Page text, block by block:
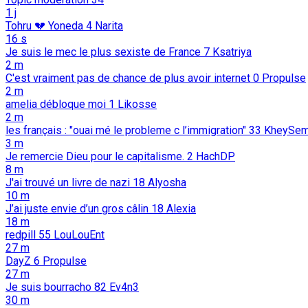
1 j
Tohru 💔 Yoneda 4 Narita
16 s
Je suis le mec le plus sexiste de France 7 Ksatriya
2 m
C'est vraiment pas de chance de plus avoir internet 0 Propulse
2 m
amelia débloque moi 1 Likosse
2 m
les français : "ouai mé le probleme c l’immigration" 33
3 m
Je remercie Dieu pour le capitalisme. 2 HachDP
8 m
J'ai trouvé un livre de nazi 18 Alyosha
10 m
J’ai juste envie d’un gros câlin 18 Alexia
18 m
redpill 55 LouLouEnt
27 m
DayZ 6 Propulse
27 m
Je suis bourracho 82 Ev4n3
30 m